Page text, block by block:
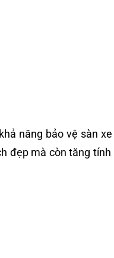
năng bảo vệ sàn
đẹp mà còn tăng